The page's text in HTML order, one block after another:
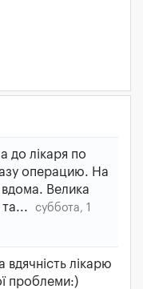
до лікаря по
операцию. На
Велика
та...
суббота, 1
вдячність лікарю
проблеми:)